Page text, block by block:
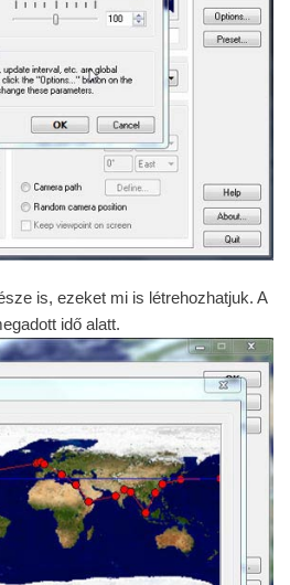
is, ezeket mi is létrehozhatjuk. A
idő alatt.